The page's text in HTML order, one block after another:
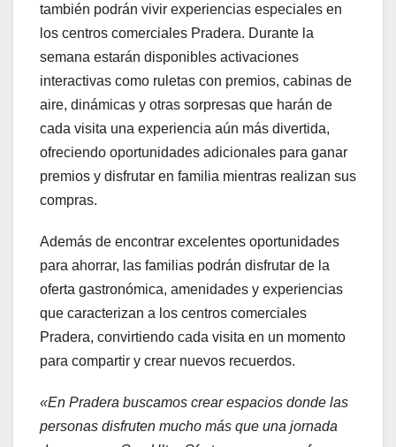
también podrán vivir experiencias especiales en
los centros comerciales Pradera. Durante la
semana estarán disponibles activaciones
interactivas como ruletas con premios, cabinas de
aire, dinámicas y otras sorpresas que harán de
cada visita una experiencia aún más divertida,
ofreciendo oportunidades adicionales para ganar
premios y disfrutar en familia mientras realizan sus
compras.
Además de encontrar excelentes oportunidades
para ahorrar, las familias podrán disfrutar de la
oferta gastronómica, amenidades y experiencias
que caracterizan a los centros comerciales
Pradera, convirtiendo cada visita en un momento
para compartir y crear nuevos recuerdos.
«En Pradera buscamos crear espacios donde las
personas disfruten mucho más que una jornada